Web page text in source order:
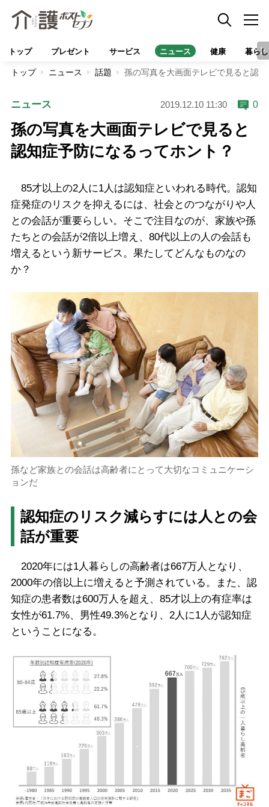
トップ プレゼント サービス ニュース 健康 暮らし
トップ ニュース 話題 孫の写真を大画面テレビで見ると認
ニュース 2019.12.10 11:30 0
孫の写真を大画面テレビで見ると
認知症予防になるってホント？
85才以上の2人に1人は認知症といわれる時代。認知
症発症のリスクを抑えるには、社会とのつながりや人
との会話が重要らしい。そこで注目なのが、家族や孫
たちとの会話が2倍以上増え、80代以上の人の会話も
増えるという新サービス。果たしてどんなものなの
か？
孫など家族との会話は高齢者にとって大切なコミュニケーシ
ョンだ
認知症のリスク減らすには人との会
話が重要
2020年には1人暮らしの高齢者は667万人となり、
2000年の倍以上に増えると予測されている。また、認
知症の患者数は600万人を超え、85才以上の有症率は
女性が61.7%、男性49.3%となり、2人に1人が認知症
ということになる。